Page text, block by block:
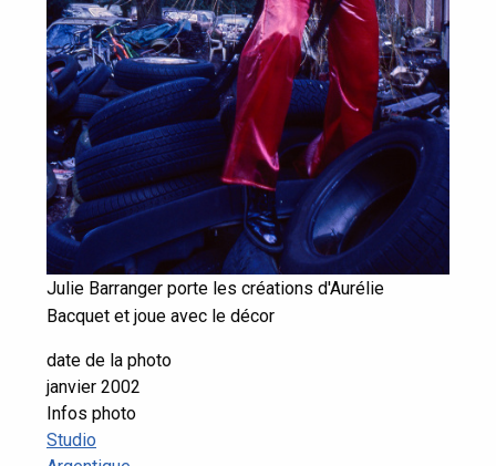
Julie Barranger porte les créations d'Aurélie
Bacquet et joue avec le décor
date de la photo
janvier 2002
Infos photo
Studio